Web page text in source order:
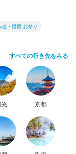
穂・播磨 お祭り
すべての行き先をみる
光 京都